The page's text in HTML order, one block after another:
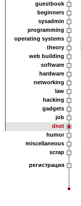
guestbook
beginners
sysadmin
programming
operating systems
theory
web building
software
hardware
networking
law
hacking
gadgets
job
dnet
humor
miscellaneous
scrap
регистрация